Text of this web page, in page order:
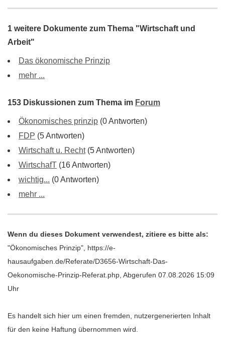
1 weitere Dokumente zum Thema "Wirtschaft und
Arbeit"
Das ökonomische Prinzip
mehr ...
153 Diskussionen zum Thema im Forum
Ökonomisches prinzip (0 Antworten)
FDP (5 Antworten)
Wirtschaft u. Recht(5 Antworten)
WirtschafT (16 Antworten)
wichtig... (0 Antworten)
mehr ...
Wenn du dieses Dokument verwendest, zitiere es bitte als:
"Ökonomisches Prinzip", https://e-
hausaufgaben.de/Referate/D3656-Wirtschaft-Das-
Oekonomische-Prinzip-Referat.php, Abgerufen 07.08.2026 15:09
Uhr
Es handelt sich hier um einen fremden, nutzergenerierten Inhalt
für den keine Haftung übernommen wird.